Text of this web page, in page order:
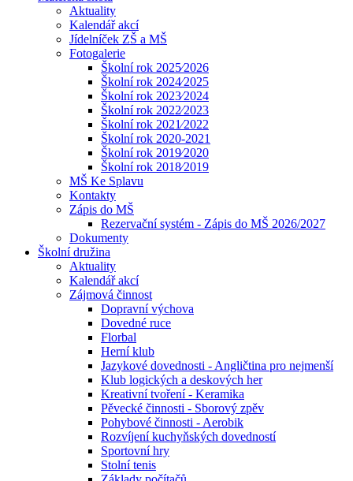
Aktuality
Kalendář akcí
Jídelníček ZŠ a MŠ
Fotogalerie
Školní rok 2025⁄2026
Školní rok 2024⁄2025
Školní rok 2023⁄2024
Školní rok 2022⁄2023
Školní rok 2021⁄2022
Školní rok 2020-2021
Školní rok 2019⁄2020
Školní rok 2018⁄2019
MŠ Ke Splavu
Kontakty
Zápis do MŠ
Rezervační systém - Zápis do MŠ 2026/2027
Dokumenty
Školní družina
Aktuality
Kalendář akcí
Zájmová činnost
Dopravní výchova
Dovedné ruce
Florbal
Herní klub
Jazykové dovednosti - Angličtina pro nejmenší
Klub logických a deskových her
Kreativní tvoření - Keramika
Pěvecké činnosti - Sborový zpěv
Pohybové činnosti - Aerobik
Rozvíjení kuchyňských dovedností
Sportovní hry
Stolní tenis